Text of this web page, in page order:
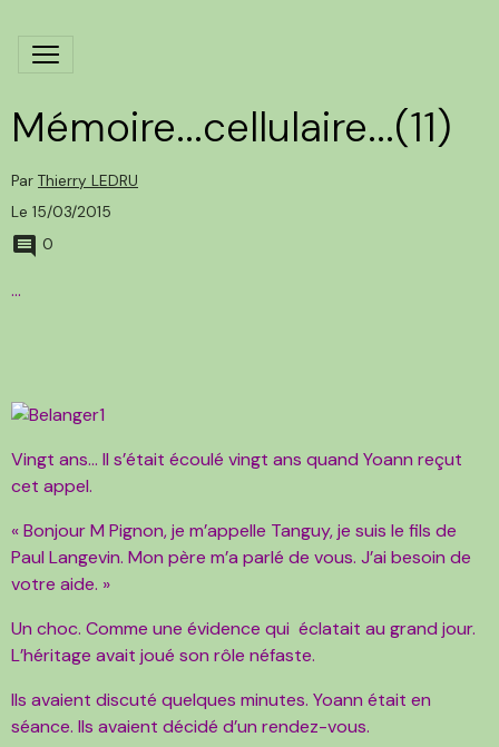
Mémoire...cellulaire...(11)
Par Thierry LEDRU
Le 15/03/2015
0
…
Vingt ans… Il s’était écoulé vingt ans quand Yoann reçut
cet appel.
« Bonjour M Pignon, je m’appelle Tanguy, je suis le fils de
Paul Langevin. Mon père m’a parlé de vous. J’ai besoin de
votre aide. »
Un choc. Comme une évidence qui éclatait au grand jour.
L’héritage avait joué son rôle néfaste.
Ils avaient discuté quelques minutes. Yoann était en
séance. Ils avaient décidé d’un rendez-vous.